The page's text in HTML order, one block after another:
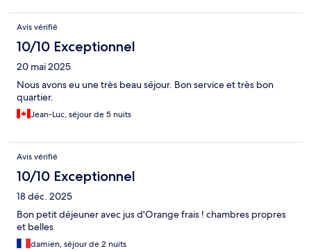
Avis vérifié
10/10 Exceptionnel
20 mai 2025
Nous avons eu une très beau séjour. Bon service et très bon
quartier.
Jean-Luc, séjour de 5 nuits
Avis vérifié
10/10 Exceptionnel
18 déc. 2025
Bon petit déjeuner avec jus d'Orange frais ! chambres propres
et belles
damien, séjour de 2 nuits